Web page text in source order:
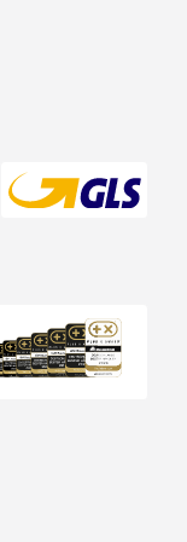
- siehe
mit Montage
wir die
einer EPDM